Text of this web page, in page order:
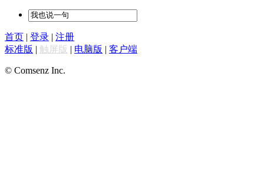
首页 | 登录 | 注册
标准版 | 触屏版 | 电脑版 | 客户端
© Comsenz Inc.